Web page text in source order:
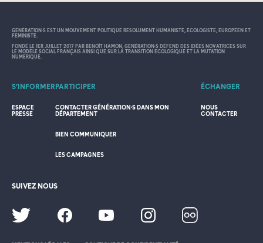
GÉNÉRATION•S EST UN MOUVEMENT POLITIQUE RÉSOLUMENT HUMANISTE, ÉCOLOGISTE, EUROPÉEN ET
FÉMINISTE.
FONDÉ LE 1ER JUILLET 2017 PAR BENOÎT HAMON, GÉNÉRATION•S DÉFEND DES IDÉES NOVATRICES SUR
LE MODÈLE SOCIAL FRANÇAIS AINSI QUE SUR LA TRANSITION ÉCOLOGIQUE ET LA MUTATION
NUMÉRIQUE.
S’INFORMER
ESPACE
PRESSE
PARTICIPER
CONTACTER GÉNÉRATION·S DANS MON
DÉPARTEMENT
BIEN COMMUNIQUER
LES CAMPAGNES
ÉCHANGER
NOUS
CONTACTER
SUIVEZ NOUS